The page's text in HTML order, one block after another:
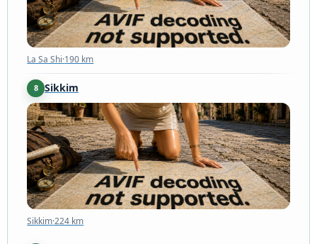
La Sa Shi·190 km
8 Sikkim
Sikkim·224 km
Sikkim·224 km